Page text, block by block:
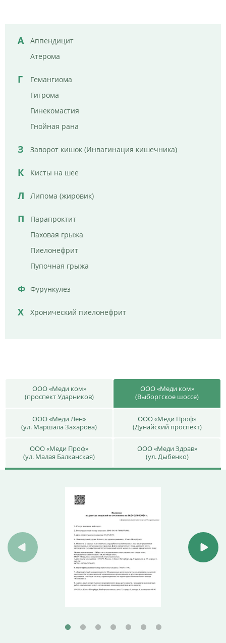
А
Аппендицит
Атерома
Г
Гемангиома
Гигрома
Гинекомастия
Гнойная рана
З Заворот кишок (Инвагинация кишечника)
К Кисты на шее
Л Липома (жировик)
П
Парапроктит
Паховая грыжа
Пиелонефрит
Пупочная грыжа
Ф Фурункулез
Х Хронический пиелонефрит
ООО «Меди ком»
(проспект Ударников)
ООО «Меди ком»
(Выборгское шоссе)
ООО «Меди Лен»
(ул. Маршала Захарова)
ООО «Меди Проф»
(Дунайский проспект)
ООО «Меди Проф»
(ул. Малая Балканская)
ООО «Меди Здрав»
(ул. Дыбенко)